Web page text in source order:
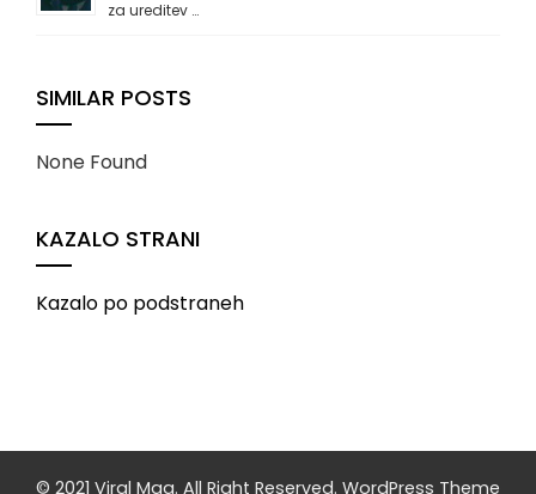
za ureditev …
SIMILAR POSTS
None Found
KAZALO STRANI
Kazalo po podstraneh
© 2021 Viral Mag. All Right Reserved. WordPress Theme